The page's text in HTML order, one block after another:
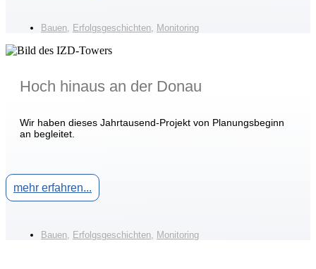
Bauen, Erfolgsgeschichten, Monitoring
Hoch hinaus an der Donau
Wir haben dieses Jahrtausend-Projekt von Planungsbeginn
an begleitet.
mehr erfahren...
Bauen Erfolgsgeschichten Monitoring